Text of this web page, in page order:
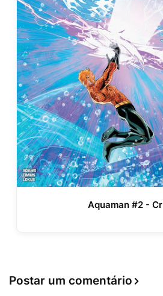
Aquaman #2 -
Postar um comentário